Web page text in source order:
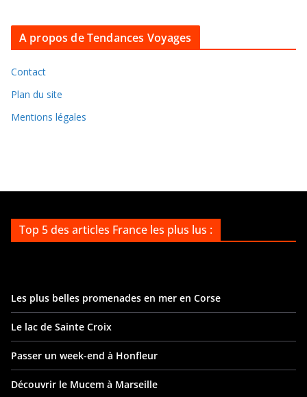
i
v
e
A propos de Tendances Voyages
Contact
Plan du site
Mentions légales
Top 5 des articles France les plus lus :
Les plus belles promenades en mer en Corse
Le lac de Sainte Croix
Passer un week-end à Honfleur
Découvrir le Mucem à Marseille